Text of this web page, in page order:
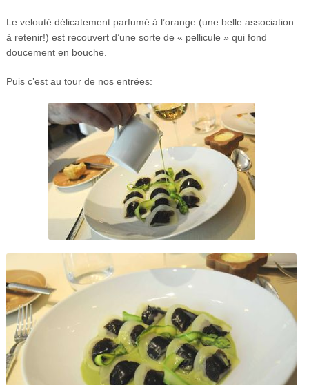
Le velouté délicatement parfumé à l’orange (une belle association
à retenir!) est recouvert d’une sorte de « pellicule » qui fond
doucement en bouche.
Puis c’est au tour de nos entrées: